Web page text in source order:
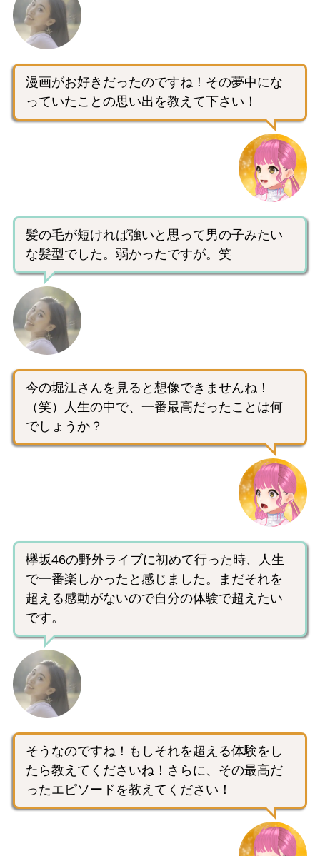
漫画がお好きだったのですね！その夢中にな
っていたことの思い出を教えて下さい！
髪の毛が短ければ強いと思って男の子みたい
な髪型でした。弱かったですが。笑
今の堀江さんを見ると想像できませんね！
（笑）人生の中で、一番最高だったことは何
でしょうか？
欅坂46の野外ライブに初めて行った時、人生
で一番楽しかったと感じました。まだそれを
超える感動がないので自分の体験で超えたい
です。
そうなのですね！もしそれを超える体験をし
たら教えてくださいね！さらに、その最高だ
ったエピソードを教えてください！